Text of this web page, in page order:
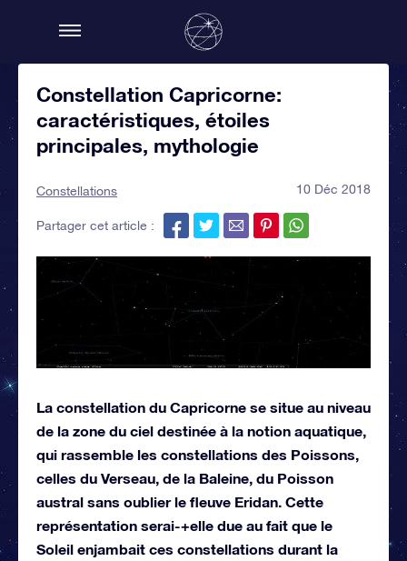
Constellation Capricorne:
caractéristiques, étoiles
principales, mythologie
Constellations 10 Déc 2018
Partager cet article :
La constellation du Capricorne se situe au niveau
de la zone du ciel destinée à la notion aquatique,
qui rassemble les constellations des Poissons,
celles du Verseau, de la Baleine, du Poisson
austral sans oublier le fleuve Eridan. Cette
représentation serai-+elle due au fait que le
Soleil enjambait ces constellations durant la